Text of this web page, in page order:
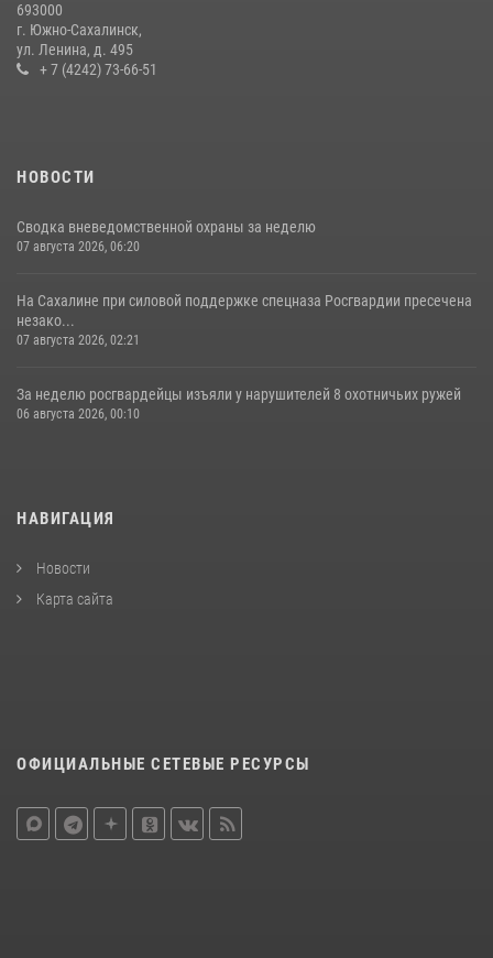
693000
г. Южно-Сахалинск,
ул. Ленина, д. 495
+ 7 (4242) 73-66-51
НОВОСТИ
Сводка вневедомственной охраны за неделю
07 августа 2026, 06:20
На Сахалине при силовой поддержке спецназа Росгвардии пресечена
незако...
07 августа 2026, 02:21
За неделю росгвардейцы изъяли у нарушителей 8 охотничьих ружей
06 августа 2026, 00:10
НАВИГАЦИЯ
Новости
Карта сайта
ОФИЦИАЛЬНЫЕ СЕТЕВЫЕ РЕСУРСЫ